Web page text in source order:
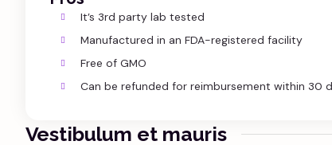
It’s 3rd party lab tested
Manufactured in an FDA-registered facility
Free of GMO
Can be refunded for reimbursement within 30
Vestibulum et mauris